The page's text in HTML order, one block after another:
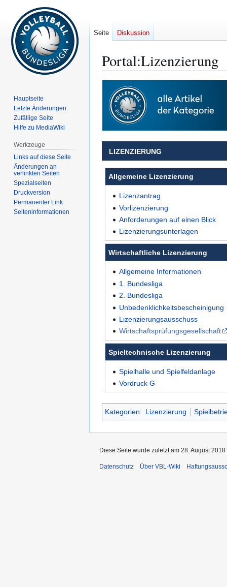
Portal:Lizenzierung
Navigation
springen
Suche
springen
LIZENZIERUNG
Allgemeine Lizenzierung
Lizenzantrag
Vorlizenzierung
Anforderungen auf einen Blick
Lizenzierungsunterlagen
Wirtschaftliche Lizenzierung
Allgemeine Informationen
1. Bundesliga
2. Bundesliga
Unbedenklichkeitsbescheinigung
Lizenzierungsausschuss
Wirtschaftsprüfungsgesellschaft
Spieltechnische Lizenzierung
Spielhalle und Spielfeldanlage
Vordruck G
Kategorien: Lizenzierung
Seite Diskussion
Hauptseite
Letzte Änderungen
Zufällige Seite
Hilfe zu MediaWiki
Werkzeuge
Links auf diese Seite
Änderungen an
verlinkten Seiten
Spezialseiten
Druckversion
Permanenter Link
Seiten­­informationen
Diese Seite wurde zuletzt am 28. August
Datenschutz Über VBL-Wiki